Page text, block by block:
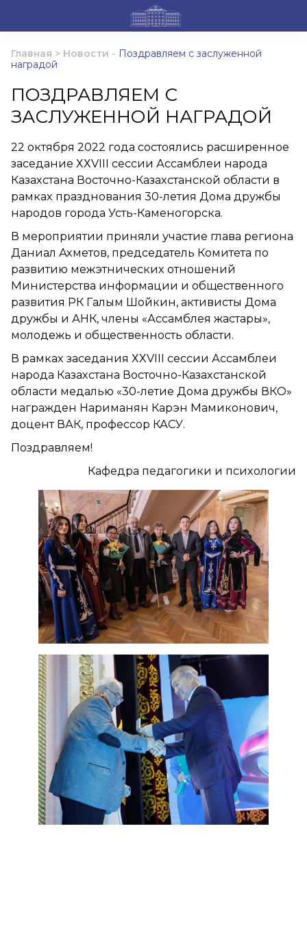
Главная > Новости - Поздравляем с заслуженной
наградой
ПОЗДРАВЛЯЕМ С
ЗАСЛУЖЕННОЙ НАГРАДОЙ
22 октября 2022 года состоялись расширенное
заседание ХХVIII сессии Ассамблеи народа
Казахстана Восточно-Казахстанской области в
рамках празднования 30-летия Дома дружбы
народов города Усть-Каменогорска.
В мероприятии приняли участие глава региона
Даниал Ахметов, председатель Комитета по
развитию межэтнических отношений
Министерства информации и общественного
развития РК Галым Шойкин, активисты Дома
дружбы и АНК, члены «Ассамблея жастары»,
молодежь и общественность области.
В рамках заседания ХХVIII сессии Ассамблеи
народа Казахстана Восточно-Казахстанской
области медалью «30-летие Дома дружбы ВКО»
награжден Нариманян Карэн Мамиконович,
доцент ВАК, профессор КАСУ.
Поздравляем!
Кафедра педагогики и психологии